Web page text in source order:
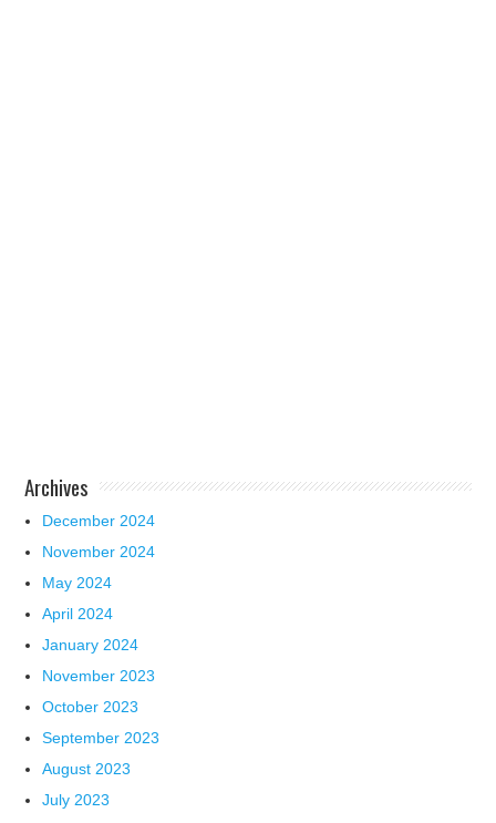
Archives
December 2024
November 2024
May 2024
April 2024
January 2024
November 2023
October 2023
September 2023
August 2023
July 2023